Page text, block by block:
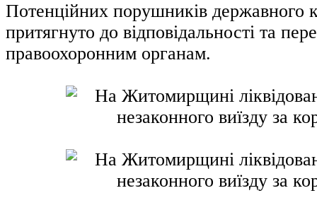
Потенційних порушників державного
притягнуто до відповідальності та
правоохоронним органам.